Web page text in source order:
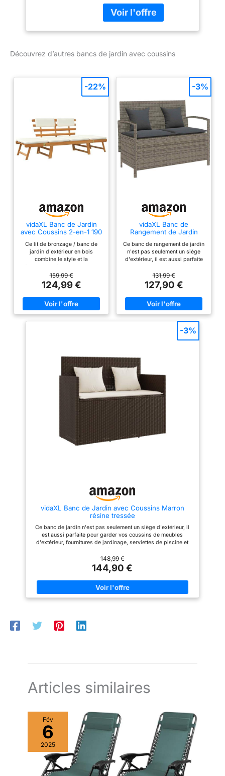
vie extérieur Le banc a
été fabriqué à partir de
utilisation extérieure Le
coussins de dossier
épais ajoutent au confort
d'assise du banc De
plus, le banc est facile à
assembler. Couleur :
naturel, gris foncé
(coussin d'assise), blanc
(coussin de
dossier);Matériau : bois
d'acacia massif, tissu
115 x 65 x 65 cm (l x P x
Découvrez d’autres bancs de jardin avec coussins
vidaXL Banc de Jardin
avec Coussins 2-en-1 190
Ce lit de bronzage / banc de
jardin d'extérieur en bois
combine le style et la
point central de votre jardin ou
terrasse. 【Convertible :】 la
chaise longue peut être
transformée d'un banc en un lit
de repos et vice-versa
facilement et rapidement grâce
aux côtés réglables.
d'assise et de couchage. Les
housses des coussins peuvent
être facilement enlevées et
lavées. 【Bois d’acacia massif
:】 le lit de bronzage / banc de
jardin est fabriqué en bois
d'acacia, un bois tropical, qui
est résistant aux intempéries et
et fini avec une couche en huile
approprié pour une utilisation à
l'extérieur. Matériau : bois
d'acacia massif avec une
159,99 €
124,99 €
-22%
vidaXL Banc de
Rangement de Jardin
tressée
Ce banc de rangement de jardin
n'est pas seulement un siège
d'extérieur, il est aussi parfaite
meubles d'extérieur, fournitures
de jardinage, serviettes de
piscine et d'autres articles
organisés et facilement
accessibles. 【Matériau
durable :】 la résine tressée,
également connue sous le nom
de poly rotin, est un matériau
synthétique solide et
nécessitant peu d'entretien qui
est légère, facile à nettoyer et
couramment utilisée pour les
meubles d'extérieur en raison
de sa durabilité et de ses
propriétés de résistance aux
intempéries. 【Fonction de
rangement :】 le siège de jardin
dispose d'un espace de
rangement en dessous, équipé
d'un sac résistant à l'eau pour
ranger les coussins, les jouets
et d'autres objets. Le sac
fermeture :】 le ressort à gaz
et l'empêche de claquer ou de
confortable :】 ce mobilier
d'extérieur, doté de coussins
épais, offre une expérience
131,99 €
127,90 €
-3%
vidaXL Banc de Jardin avec Coussins Marron
résine tressée
Ce banc de jardin n'est pas seulement un siège d'extérieur, il
est aussi parfaite pour garder vos coussins de meubles
d'extérieur, fournitures de jardinage, serviettes de piscine et
【Matériau durable :】 la résine tressée, également connue
sous le nom de poly rotin, est un matériau synthétique solide et
nécessitant peu d'entretien qui ressemble au rotin naturel. Il est
léger, facile à nettoyer et couramment utilisé pour les meubles
d'extérieur en raison de sa durabilité et de ses propriétés de
résistance aux intempéries. 【Fonction de rangement avec sac
intérieur peut être solidement fixé au mobilier d'extérieur grâce
148,99 €
144,90 €
-3%
Articles similaires
Fév
6
2025